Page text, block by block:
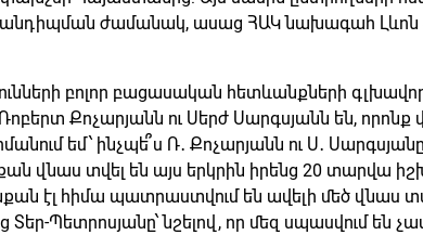
ժամանակ, ասաց ՀԱԿ նախագահ Լևոն
բոլոր բացասական հետևանքների
Քոչարյանն ու Սերժ Սարգսյանն են, որոնք
եմ՝ ինչպե՞ս Ռ․ Քոչարյանն ու Ս․
վնաս տվել են այս երկրին իրենց 20 տարվա
էլ հիմա պատրաստվում են ավելի մեծ վնաս
Տեր-Պետրոսյանը՝ նշելով, որ մեզ սպասվում են